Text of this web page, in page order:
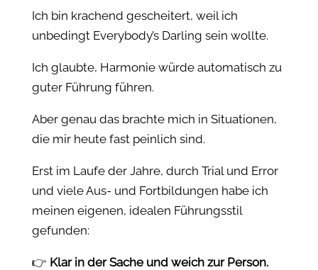
Ich bin krachend gescheitert, weil ich
unbedingt Everybody’s Darling sein wollte.
Ich glaubte, Harmonie würde automatisch zu
guter Führung führen.
Aber genau das brachte mich in Situationen,
die mir heute fast peinlich sind.
Erst im Laufe der Jahre, durch Trial und Error
und viele Aus- und Fortbildungen habe ich
meinen eigenen, idealen Führungsstil
gefunden:
👉 Klar in der Sache und weich zur Person.